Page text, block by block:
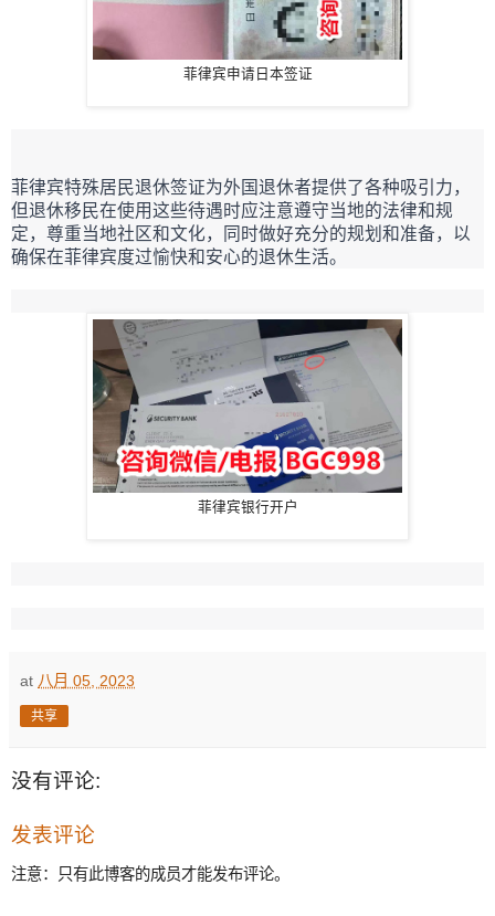
菲律宾申请日本签证
菲律宾特殊居民退休签证为外国退休者提供了各种吸引力，
但退休移民在使用这些待遇时应注意遵守当地的法律和规
定，尊重当地社区和文化，同时做好充分的规划和准备，以
确保在菲律宾度过愉快和安心的退休生活。
菲律宾银行开户
at 八月 05, 2023
共享
没有评论:
发表评论
注意：只有此博客的成员才能发布评论。